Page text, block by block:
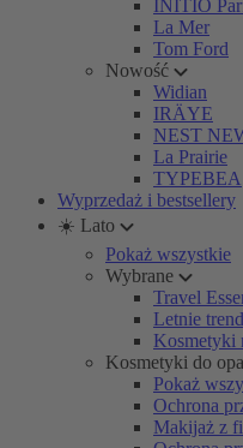
INITIO
La Mer
Tom Ford
Nowość
Widian
IRÄYE
NEST
La Prairie
TYPEBEA
Wyprzedaż i bestsellery
☀️ Lato
Pokaż wszystkie
Wybrane
Travel
Letnie
Kosmetyki
Kosmetyki do
Pokaż
Ochrona
Makijaż z